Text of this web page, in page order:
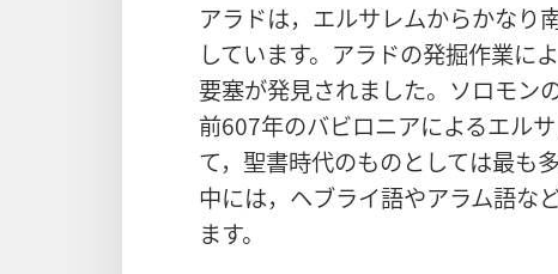
アラドは，エルサレムからかなり
しています。アラドの発掘作業に
要塞が発見されました。ソロモン
前607年のバビロニアによるエル
て，聖書時代のものとしては最も
中には，ヘブライ語やアラム語な
ます。